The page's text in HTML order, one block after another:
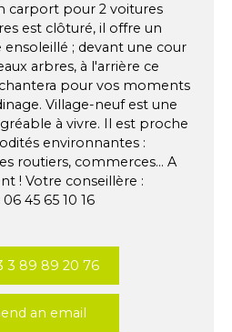
carport pour 2 voitures
est clôturé, il offre un
ensoleillé ; devant une cour
arbres, à l'arrière ce
pour vos moments
Village-neuf est une
à vivre. Il est proche
environnantes :
routiers, commerces... A
! Votre conseillère :
45 65 10 16
3 89 89 20 76
an email